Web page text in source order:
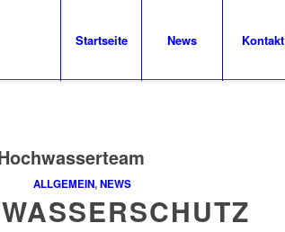
Startseite News Kontakt
ALLGEMEIN,NEWS